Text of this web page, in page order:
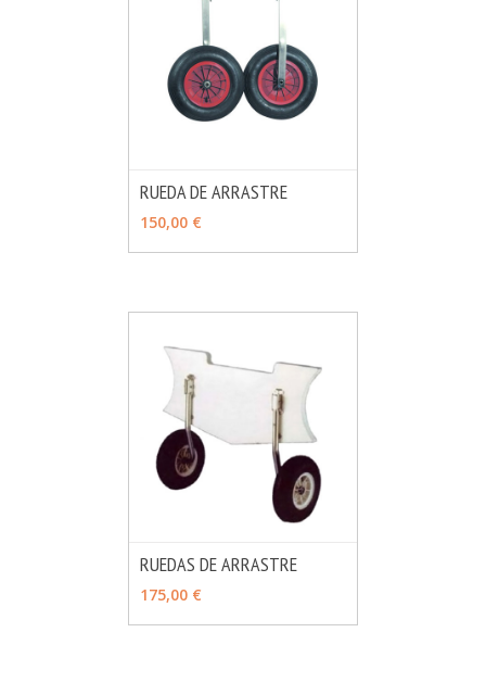
RUEDA DE ARRASTRE
150,00 €
RUEDAS DE ARRASTRE
175,00 €